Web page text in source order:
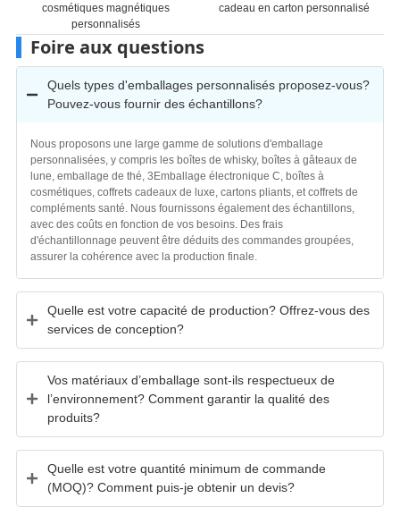
cadeau en carton personnalisé
cadeaux en papier
Foire aux questions
Pouvez-vous fournir des échantillons?
personnalisées, y compris les boîtes de whisky, boîtes à gâteaux de
lune, emballage de thé, 3Emballage électronique C, boîtes à
cosmétiques, coffrets cadeaux de luxe, cartons pliants, et coffrets de
compléments santé. Nous fournissons également des échantillons,
avec des coûts en fonction de vos besoins. Des frais
d'échantillonnage peuvent être déduits des commandes groupées,
assurer la cohérence avec la production finale.
services de conception?
l’environnement? Comment garantir la qualité des
produits?
(MOQ)? Comment puis-je obtenir un devis?